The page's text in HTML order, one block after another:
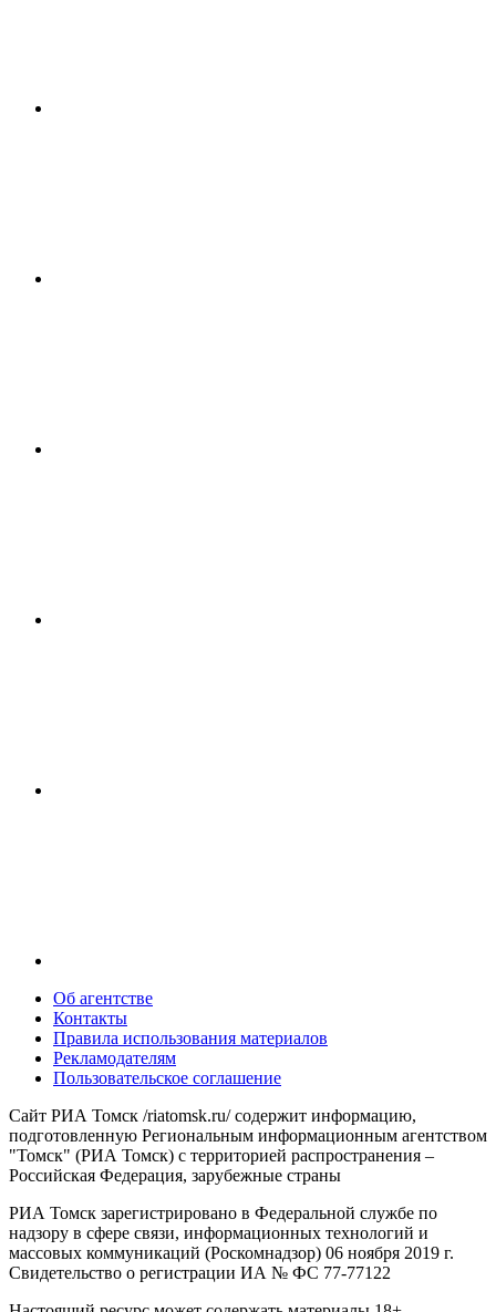
Об агентстве
Контакты
Правила использования материалов
Рекламодателям
Пользовательское соглашение
Сайт РИА Томск /riatomsk.ru/ содержит информацию,
подготовленную Региональным информационным агентством
"Томск" (РИА Томск) с территорией распространения –
Российская Федерация, зарубежные страны
РИА Томск зарегистрировано в Федеральной службе по
надзору в сфере связи, информационных технологий и
массовых коммуникаций (Роскомнадзор) 06 ноября 2019 г.
Свидетельство о регистрации ИА № ФС 77-77122